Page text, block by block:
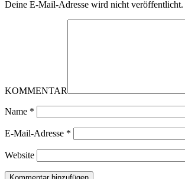
Deine E-Mail-Adresse wird nicht veröffentlicht.
KOMMENTAR
Name *
E-Mail-Adresse *
Website